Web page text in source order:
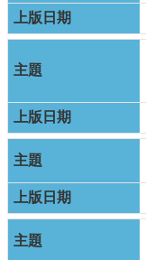
站
導
閱
RSS
站
內
搜
尋
隱